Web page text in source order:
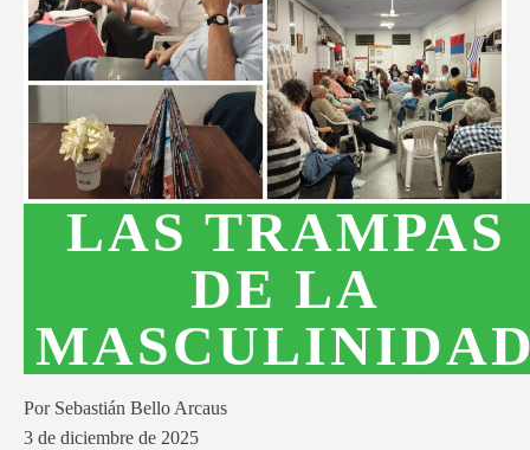
LAS TRAMPAS
DE LA
Por Sebastián Bello Arcaus
3 de diciembre de 2025